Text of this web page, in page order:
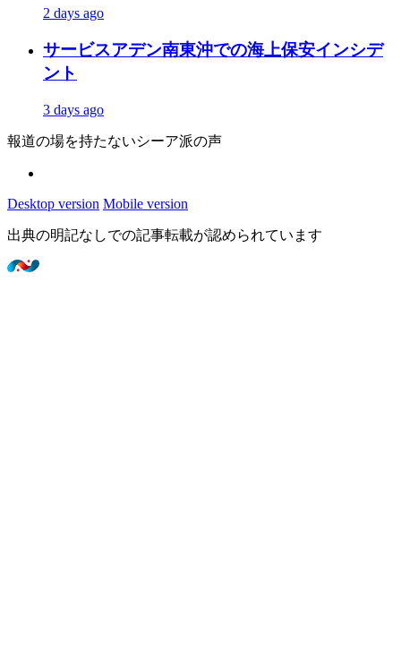
2 days ago
サービスアデン南東沖での海上保安インシデ
ント
3 days ago
報道の場を持たないシーア派の声
Desktop version Mobile version
出典の明記なしでの記事転載が認められています